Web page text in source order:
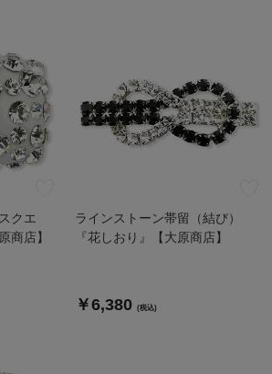
クエ
商店】
ラインストーン帯留（結び）
『花しおり』【大原商店】
￥6,380 (税込)